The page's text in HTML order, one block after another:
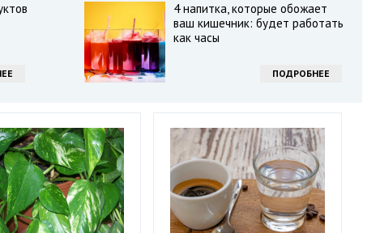
4 напитка, которые обожает
ваш кишечник: будет работать
как часы
ПОДРОБНЕЕ